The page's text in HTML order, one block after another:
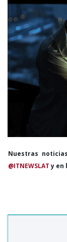
Nuestras
@ITNEWSLATy en